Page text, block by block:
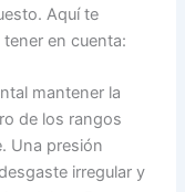
Aquí te
en cuenta:
mantener la
de los rangos
Una presión
irregular y